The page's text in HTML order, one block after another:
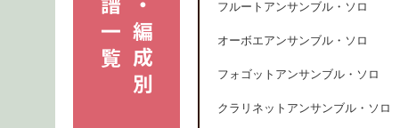
フルートアンサンブル・ソロ
オーボエアンサンブル・ソロ
フォゴットアンサンブル・ソロ
クラリネットアンサンブル・ソロ